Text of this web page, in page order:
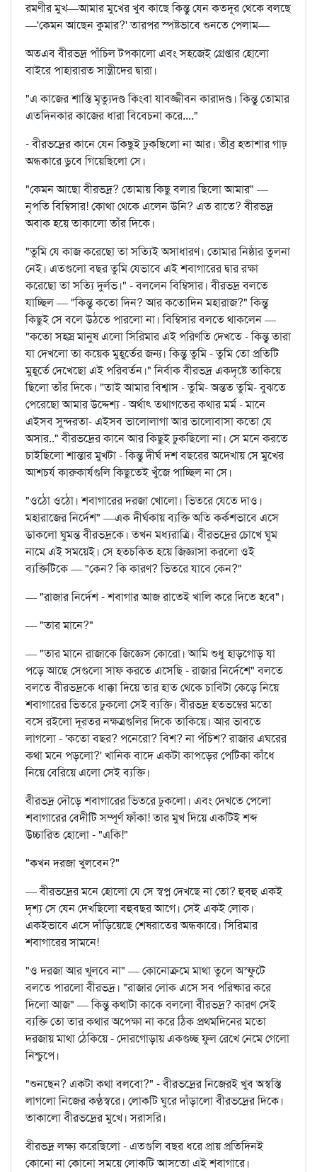
রমণীর মুখ—আমার মুখের খুব কাছে কিন্তু যেন কতদূর থেকে বলছে
—'কেমন আছেন কুমার?' তারপর স্পষ্টভাবে শুনতে পেলাম—
অতএব বীরভদ্র পাঁচিল টপকালো এবং সহজেই গ্রেপ্তার হোলো
বাইরে পাহারারত সান্ত্রীদের দ্বারা।
"এ কাজের শাস্তি মৃত্যুদণ্ড কিংবা যাবজ্জীবন কারাদণ্ড। কিন্তু তোমার
এতদিনকার কাজের ধারা বিবেচনা করে...."
- বীরভদ্রের কানে যেন কিছুই ঢুকছিলো না আর। তীব্র হতাশার গাঢ়
অন্ধকারে ডুবে গিয়েছিলো সে।
"কেমন আছো বীরভদ্র? তোমায় কিছু বলার ছিলো আমার" —
নৃপতি বিম্বিসার! কোথা থেকে এলেন উনি? এত রাতে? বীরভদ্র
অবাক হয়ে তাকালো তাঁর দিকে।
"তুমি যে কাজ করেছো তা সত্যিই অসাধারণ। তোমার নিষ্ঠার তুলনা
নেই। এতগুলো বছর তুমি যেভাবে এই শবাগারের দ্বার রক্ষা
করেছো তা সত্যি দুর্লভ।" - বললেন বিম্বিসার। বীরভদ্র বলতে
যাচ্ছিল — "কিন্তু কতো দিন? আর কতোদিন মহারাজ?" কিন্তু
কিছুই সে বলে উঠতে পারলো না। বিম্বিসার বলতে থাকলেন —
"কতো সহস্র মানুষ এলো সিরিমার এই পরিণতি দেখতে - কিন্তু তারা
যা দেখলো তা কয়েক মুহূর্তের জন্য। কিন্তু তুমি - তুমি তো প্রতিটি
মুহূর্তে দেখেছো এই পরিবর্তন।" নির্বাক বীরভদ্র একদৃষ্টে তাকিয়ে
ছিলো তাঁর দিকে। "তাই আমার বিশ্বাস - তুমি- অন্তত তুমি- বুঝতে
পেরেছো আমার উদ্দেশ্য - অর্থাৎ তথাগতের কথার মর্ম - মানে
এইসব সুন্দরতা- এইসব ভালোলাগা আর ভালোবাসা কতো যে
অসার.." বীরভদ্রের কানে আর কিছুই ঢুকছিলো না। সে মনে করতে
চাইছিলো শান্তার মুখটা - কিন্তু দীর্ঘ দশ বছরের অদেখায় সে মুখের
আশচর্য কারুকার্যগুলি কিছুতেই খুঁজে পাচ্ছিল না সে।
"ওঠো ওঠো। শবাগারের দরজা খোলো। ভিতরে যেতে দাও।
মহারাজের নির্দেশ" —এক দীর্ঘকায় ব্যক্তি অতি কর্কশভাবে এসে
ডাকলো ঘুমন্ত বীরভদ্রকে। তখন মধ্যরাত্রি। বীরভদ্রের চোখে ঘুম
নামে এই সময়েই। সে হতচকিত হয়ে জিজ্ঞাসা করলো ওই
ব্যক্তিটিকে — "কেন? কি কারণ? ভিতরে যাবে কেন?"
— "রাজার নির্দেশ - শবাগার আজ রাতেই খালি করে দিতে হবে"।
— "তার মানে?"
— "তার মানে রাজাকে জিজ্ঞেস কোরো। আমি শুধু হাড়গোড় যা
পড়ে আছে সেগুলো সাফ করতে এসেছি - রাজার নির্দেশে" বলতে
বলতে বীরভদ্রকে ধাক্কা দিয়ে তার হাত থেকে চাবিটা কেড়ে নিয়ে
শবাগারের ভিতরে ঢুকলো সেই ব্যক্তি। বীরভদ্র হতভম্বের মতো
বসে রইলো দূরতর নক্ষত্রগুলির দিকে তাকিয়ে। আর ভাবতে
লাগলো - 'কতো বছর? পনেরো? বিশ? না পঁচিশ? রাজার এঘরের
কথা মনে পড়লো?' খানিক বাদে একটা কাপড়ের পেটিকা কাঁধে
নিয়ে বেরিয়ে এলো সেই ব্যক্তি।
বীরভদ্র দৌড়ে শবাগারের ভিতরে ঢুকলো। এবং দেখতে পেলো
শবাগারের বেদীটি সম্পূর্ণ ফাঁকা! তার মুখ দিয়ে একটিই শব্দ
উচ্চারিত হোলো - "একি!"
"কখন দরজা খুলবেন?"
— বীরভদ্রের মনে হোলো যে সে স্বপ্ন দেখছে না তো? হুবহু একই
দৃশ্য সে যেন দেখছিলো বহুবছর আগে। সেই একই লোক।
একইভাবে এসে দাঁড়িয়েছে শেষরাতের অন্ধকারে। সিরিমার
শবাগারের সামনে!
"ও দরজা আর খুলবে না" — কোনোক্রমে মাথা তুলে অস্ফুটে
বলতে পারলো বীরভদ্র। "রাজার লোক এসে সব পরিষ্কার করে
দিলো আজ" — কিন্তু কথাটা কাকে বললো বীরভদ্র? কারণ সেই
ব্যক্তি তো তার কথার অপেক্ষা না করে ঠিক প্রথমদিনের মতো
দরজায় মাথা ঠেকিয়ে - দোরগোড়ায় একগুচ্ছ ফুল রেখে নেমে গেলো
নিশ্চুপে।
"শুনছেন? একটা কথা বলবো?" - বীরভদ্রের নিজেরই খুব অস্বস্তি
লাগলো নিজের কণ্ঠস্বরে। লোকটি ঘুরে দাঁড়ালো বীরভদ্রের দিকে।
তাকালো বীরভদ্রের মুখে। সরাসরি।
বীরভদ্র লক্ষ্য করেছিলো - এতগুলি বছর ধরে প্রায় প্রতিদিনই
কোনো না কোনো সময়ে লোকটি আসতো এই শবাগারে।